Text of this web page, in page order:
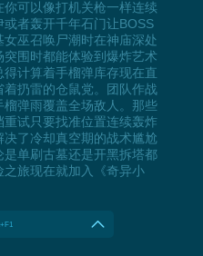
可以像打机关枪一样连续
者轰开千年石门让BOSS
巫召唤尸潮时在神庙深处
围时都能体验到爆炸艺术
计算着手榴弹库存现在直
扔雷的仓鼠党。团队作战
弹雨覆盖全场敌人。那些
试只要找准位置连续轰炸
了冷却真空期的战术尴尬
单刷古墓还是开黑拆塔都
旅现在就加入《奇异小